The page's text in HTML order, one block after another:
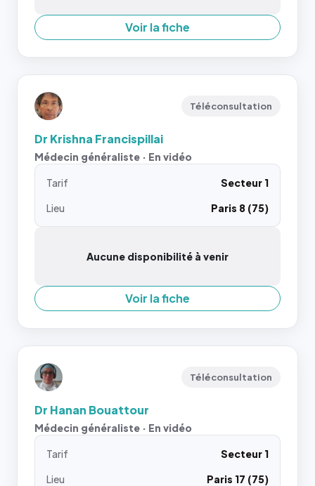
Voir la fiche
Téléconsultation
Dr Krishna Francispillai
Médecin généraliste · En vidéo
Tarif
Secteur 1
Lieu
Paris 8 (75)
Aucune disponibilité à venir
Voir la fiche
Téléconsultation
Dr Hanan Bouattour
Médecin généraliste · En vidéo
Tarif
Secteur 1
Lieu
Paris 17 (75)